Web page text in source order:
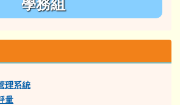
學務組
理系統
量